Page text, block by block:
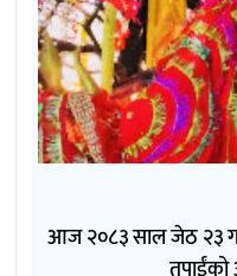
आज २०८३ साल जेठ २३